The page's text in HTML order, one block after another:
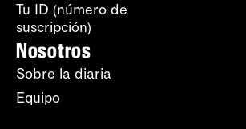
Tu ID (número de
suscripción)
Nosotros
Sobre la diaria
Equipo